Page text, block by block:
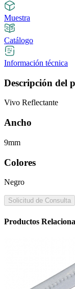
Muestra
Catálogo
Información técnica
Descripción del
Vivo Reflectante
Ancho
9mm
Colores
Negro
Solicitud de Consulta
Productos